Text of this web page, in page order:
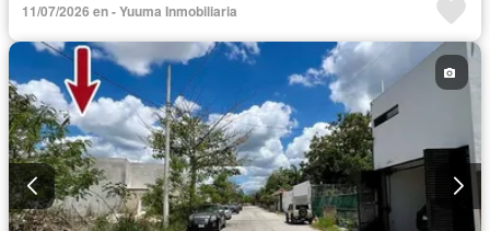
11/07/2026 en - Yuuma Inmobiliaria